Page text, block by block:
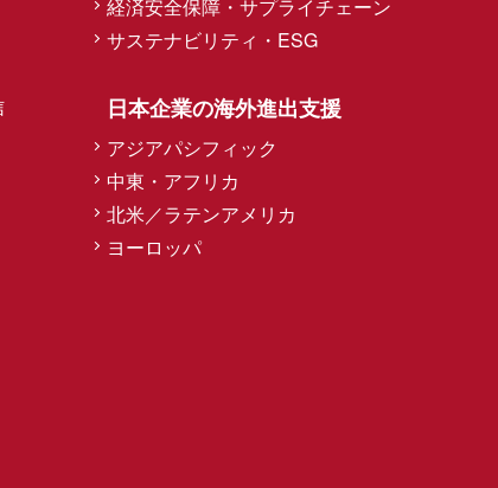
経済安全保障・サプライチェーン
サステナビリティ・ESG
日本企業の海外進出支援
アジアパシフィック
中東・アフリカ
北米／ラテンアメリカ
ヨーロッパ